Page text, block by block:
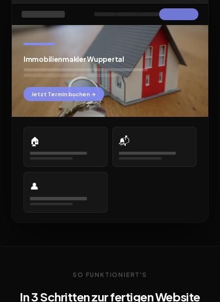
Immobilienmakler Wuppertal
Jetzt Termin buchen →
🏠 📬
👤
SO FUNKTIONIERT'S
In 3 Schritten zur fertigen Website